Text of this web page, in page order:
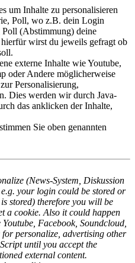
um Inhalte zu personalisieren
Poll, wo z.B. dein Login
Poll (Abstimmung) deine
wirst du jeweils gefragt ob
externe Inhalte wie Youtube,
oder Andere möglicherweise
Personalisierung,
Dies werden wir durch Java-
das anklicken der Inhalte,
Sie oben genannten
(News-System, Diskussion
your login could be stored or
stored) therefore you will be
a cookie. Also it could happen
Facebook, Soundcloud,
personalize, advertising other
until you accept the
external content.